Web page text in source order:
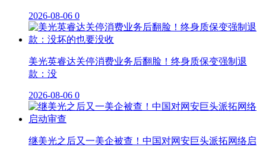
2026-08-06 0
美光英睿达关停消费业务后翻脸！终身质保变强制退
款：没
2026-08-06 0
继美光之后又一美企被查！中国对网安巨头派拓网络启